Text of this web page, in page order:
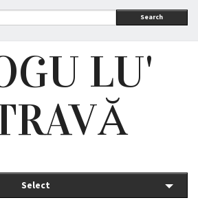
Search
LU'
Select